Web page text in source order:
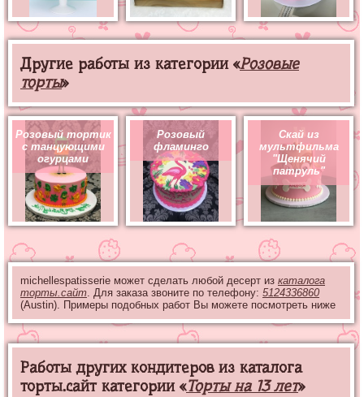
Другие работы из категории «Розовые
торты»
Розовый тортик
с танцующими
огурцами
Розовый
фламинго
Скай из
мультфильма
"Щенячий
патруль"
michellespatisserie может сделать любой десерт из каталога
торты.сайт. Для заказа звоните по телефону: 5124336860
(Austin). Примеры подобных работ Вы можете посмотреть ниже
Работы других кондитеров из каталога
торты.сайт категории «Торты на 13 лет»